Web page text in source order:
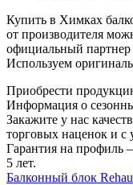
Купить в Химках
от производителя
официальный партнер
Используем
Приобрести
Информация о
Закажите у нас
торговых наценок и с
Гарантия на
5 лет.
Балконный блок